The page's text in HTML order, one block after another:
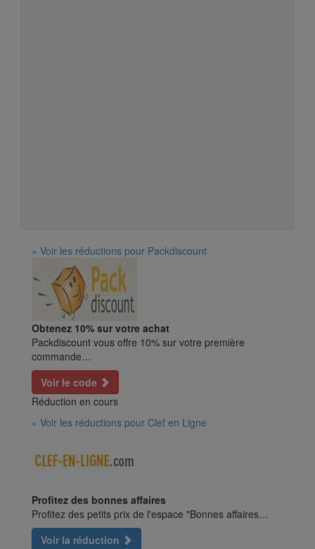
» Voir les réductions pour Packdiscount
Obtenez 10% sur votre achat
Packdiscount vous offre 10% sur votre première
commande…
Voir le code
Réduction en cours
» Voir les réductions pour Clef en Ligne
Profitez des bonnes affaires
Profitez des petits prix de l'espace "Bonnes affaires…
Voir la réduction